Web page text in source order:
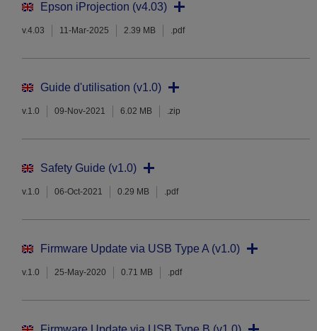
Epson iProjection (v4.03)
v.4.03 11-Mar-2025 2.39 MB .pdf
Guide d'utilisation (v1.0)
v.1.0 09-Nov-2021 6.02 MB .zip
Safety Guide (v1.0)
v.1.0 06-Oct-2021 0.29 MB .pdf
Firmware Update via USB Type A (v1.0)
v.1.0 25-May-2020 0.71 MB .pdf